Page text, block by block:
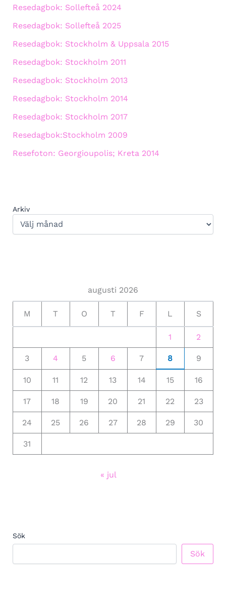
Resedagbok: Sollefteå 2024
Resedagbok: Sollefteå 2025
Resedagbok: Stockholm & Uppsala 2015
Resedagbok: Stockholm 2011
Resedagbok: Stockholm 2013
Resedagbok: Stockholm 2014
Resedagbok: Stockholm 2017
Resedagbok:Stockholm 2009
Resefoton: Georgioupolis; Kreta 2014
Arkiv
augusti 2026
M T O T F L S
1 2
3 4 5 6 7 8 9
10 11 12 13 14 15 16
17 18 19 20 21 22 23
24 25 26 27 28 29 30
31
« jul
Sök
Sök